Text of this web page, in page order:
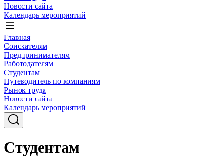
Новости сайта
Календарь мероприятий
Главная
Соискателям
Предпринимателям
Работодателям
Студентам
Путеводитель по компаниям
Рынок труда
Новости сайта
Календарь мероприятий
Студентам